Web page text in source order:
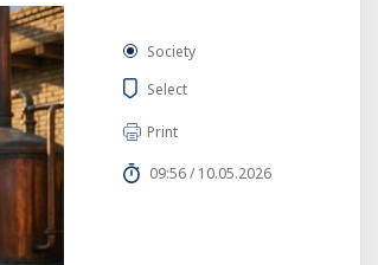
Society
Select
Print
09:56 / 10.05.2026